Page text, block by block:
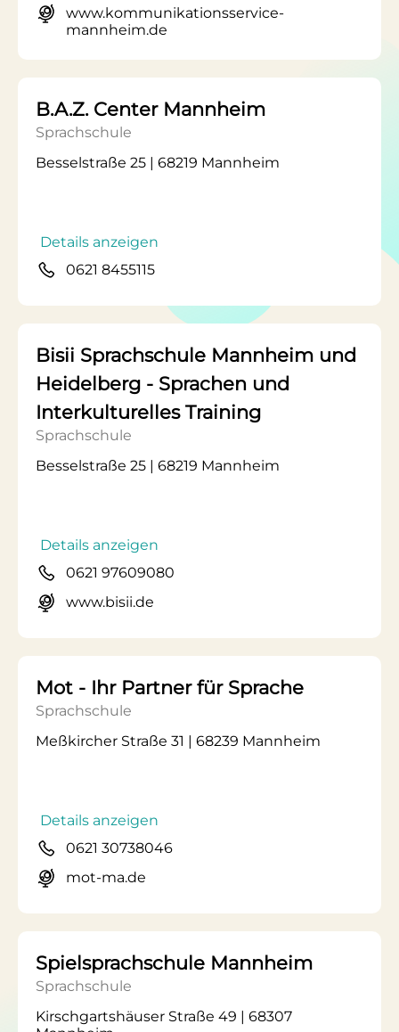
www.kommunikationsservice-
mannheim.de
B.A.Z. Center Mannheim
Sprachschule
Besselstraße 25 | 68219 Mannheim
Details anzeigen
0621 8455115
Bisii Sprachschule Mannheim und
Heidelberg - Sprachen und
Interkulturelles Training
Sprachschule
Besselstraße 25 | 68219 Mannheim
Details anzeigen
0621 97609080
www.bisii.de
Mot - Ihr Partner für Sprache
Sprachschule
Meßkircher Straße 31 | 68239 Mannheim
Details anzeigen
0621 30738046
mot-ma.de
Spielsprachschule Mannheim
Sprachschule
Kirschgartshäuser Straße 49 | 68307